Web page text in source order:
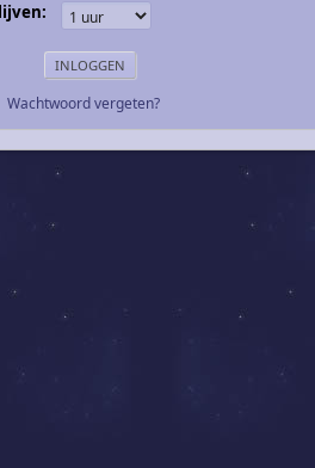
Wachtwoord vergeten?